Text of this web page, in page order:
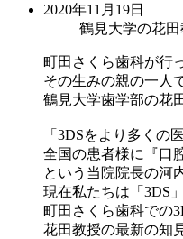
2020年11月19日
鶴見大学の花
町田さくら歯科が行
その生みの親の一人
鶴見大学歯学部の花
「3DSをより多くの
全国の患者様に『口
という当院院長の河
現在私たちは「3DS
町田さくら歯科での
花田教授の最新の知